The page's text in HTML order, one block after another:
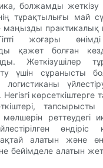
болжамды
тұрақтылығы май
маңызды практикалық
жоғары
қажет болған
Жеткізушілер
үшін сұранысты
Негізгі
тапсырысты
реттеудегі
өндіріс
алатын және
бейімделе алатын